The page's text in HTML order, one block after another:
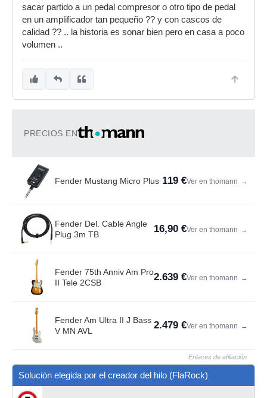
sacar partido a un pedal compresor o otro tipo de pedal
en un amplificador tan pequeño ?? y con cascos de
calidad ?? .. la historia es sonar bien pero en casa a poco
volumen ..
PRECIOS EN
Fender Mustang Micro Plus 119 €Ver en thomann →
Fender Del. Cable Angle
Plug 3m TB
16,90 €Ver en thomann →
Fender 75th Anniv Am Pro
II Tele 2CSB
2.639 €Ver en thomann →
Fender Am Ultra II J Bass
V MN AVL
2.479 €Ver en thomann →
Enlaces de afiliación
Solución elegida por el creador del hilo (FlaRock)